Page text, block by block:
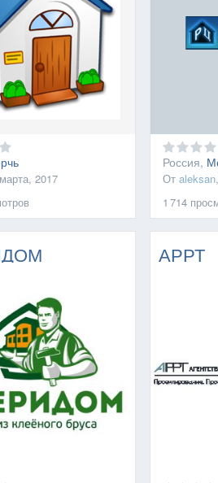
2017
Россия,
От aleksan,
1 714
АРРТ